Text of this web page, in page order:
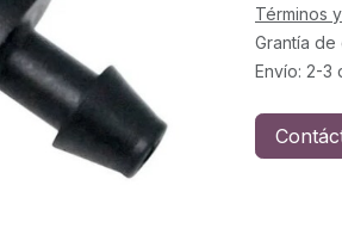
Términos
Grantía
Envío: 2-3